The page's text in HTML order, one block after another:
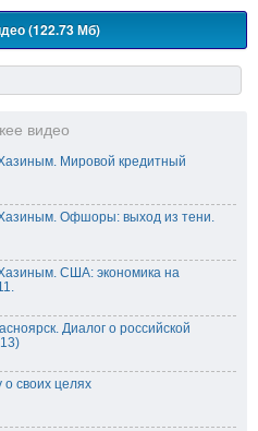
(122.73 Мб)
видео
Мировой кредитный
Офшоры: выход из тени.
США: экономика на
Диалог о российской
о своих целях